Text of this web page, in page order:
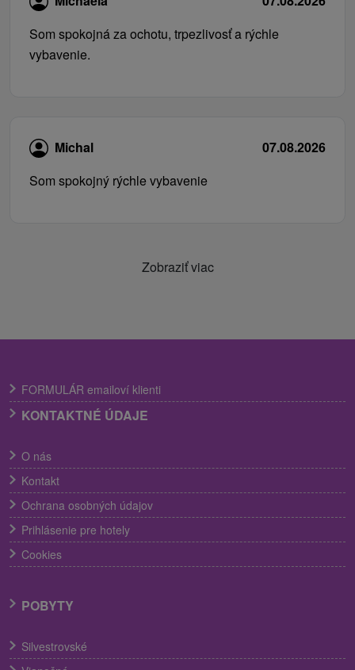
Som spokojná za ochotu, trpezlivosť a rýchle
vybavenie.
Michal
07.08.2026
Som spokojný rýchle vybavenie
Zobraziť viac
FORMULÁR emailoví klienti
KONTAKTNÉ ÚDAJE
O nás
Kontakt
Ochrana osobných údajov
Prihlásenie pre hotely
Cookies
POBYTY
Silvestrovské